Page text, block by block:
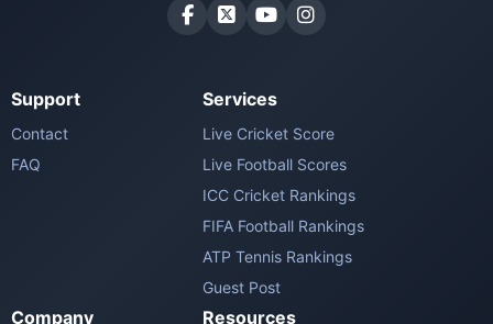
Support
Contact
FAQ
Services
Live Cricket Score
Live Football Scores
ICC Cricket Rankings
FIFA Football Rankings
ATP Tennis Rankings
Guest Post
Company Resources